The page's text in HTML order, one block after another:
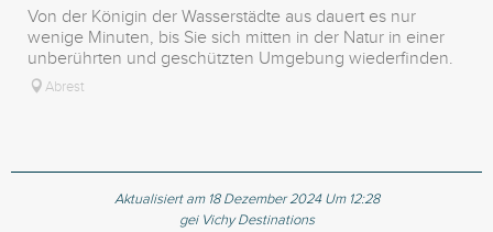
Von der Königin der Wasserstädte aus dauert es nur
wenige Minuten, bis Sie sich mitten in der Natur in einer
unberührten und geschützten Umgebung wiederfinden.
Abrest
Aktualisiert am 18 Dezember 2024 Um 12:28
gei Vichy Destinations